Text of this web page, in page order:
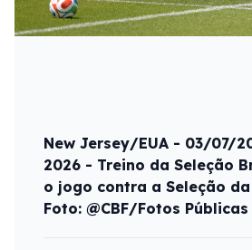
New Jersey/EUA - 03/07/
2026 - Treino da Seleção
o jogo contra a Seleção
Foto: @CBF/Fotos Públicas